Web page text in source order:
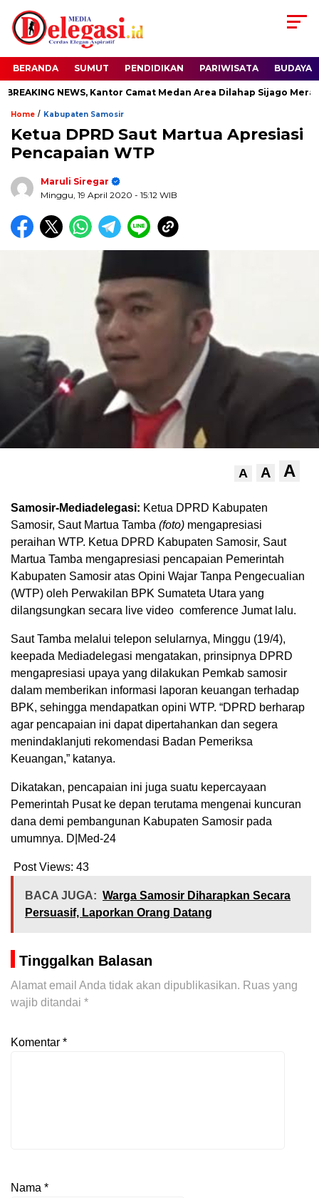
BERANDA SUMUT PENDIDIKAN PARIWISATA BUDAYA
NEWS, Kantor Camat Medan Area Dilahap Sijago Merah
Home / Kabupaten Samosir
Ketua DPRD Saut Martua Apresiasi
Pencapaian WTP
Maruli Siregar
Minggu, 19 April 2020 - 15:12 WIB
A A A
Samosir-Mediadelegasi: Ketua DPRD Kabupaten
Samosir, Saut Martua Tamba (foto) mengapresiasi
peraihan WTP. Ketua DPRD Kabupaten Samosir, Saut
Martua Tamba mengapresiasi pencapaian Pemerintah
Kabupaten Samosir atas Opini Wajar Tanpa Pengecualian
(WTP) oleh Perwakilan BPK Sumateta Utara yang
dilangsungkan secara live video comference Jumat lalu.
Saut Tamba melalui telepon selularnya, Minggu (19/4),
keepada Mediadelegasi mengatakan, prinsipnya DPRD
mengapresiasi upaya yang dilakukan Pemkab samosir
dalam memberikan informasi laporan keuangan terhadap
BPK, sehingga mendapatkan opini WTP. “DPRD berharap
agar pencapaian ini dapat dipertahankan dan segera
menindaklanjuti rekomendasi Badan Pemeriksa
Keuangan,” katanya.
Dikatakan, pencapaian ini juga suatu kepercayaan
Pemerintah Pusat ke depan terutama mengenai kuncuran
dana demi pembangunan Kabupaten Samosir pada
umumnya. D|Med-24
Post Views: 43
BACA JUGA: Warga Samosir Diharapkan Secara
Persuasif, Laporkan Orang Datang
Tinggalkan Balasan
Alamat email Anda tidak akan dipublikasikan. Ruas yang
wajib ditandai *
Komentar *
Nama *